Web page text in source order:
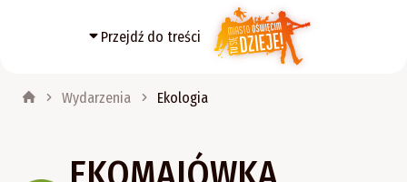
Przejdź do treści
Wydarzenia Ekologia